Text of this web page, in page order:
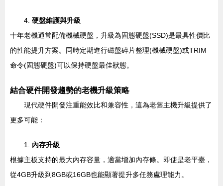
4. 硬盤維護與升級
十年老機通常配備機械硬盤，升級為固態硬盤(SSD)是最具性價比
的性能提升方案。同時定期進行磁盤碎片整理(機械硬盤)或TRIM
命令(固態硬盤)可以保持硬盤最佳狀態。
結合硬件開發趨勢的老機升級策略
現代硬件開發注重能效比和兼容性，這為老舊主機升級提供了
更多可能：
1. 內存升級
根據主板支持的最大內存容量，適當增加內存條。即使是老平臺，
從4GB升級到8GB或16GB也能顯著提升多任務處理能力。